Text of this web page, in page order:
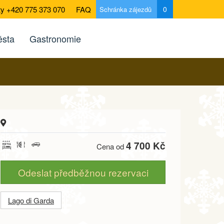
+420 775 373 070 FAQ Schránka zájezdů 0
Gastronomie
Cena od4 700 Kč
Odeslat předběžnou rezervaci
Lago di Garda